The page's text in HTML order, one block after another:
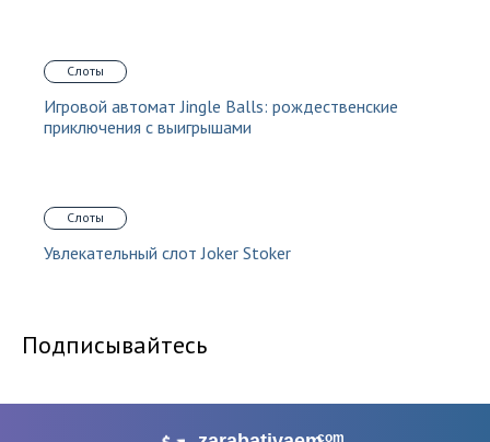
Слоты
Игровой автомат Jingle Balls: рождественские
приключения с выигрышами
Слоты
Увлекательный слот Joker Stoker
Подписывайтесь
com